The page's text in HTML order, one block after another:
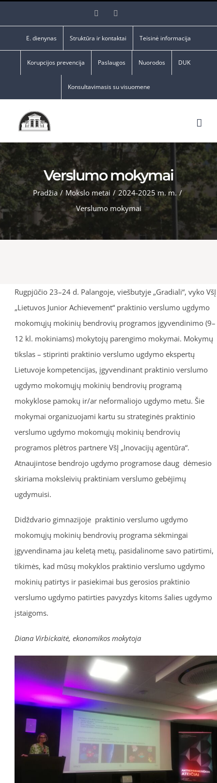
Facebook
E. dienynas Struktūra ir kontaktai Teisinė informacija
Korupcijos prevencija Paslaugos Nuorodos DUK
Konsultavimasis su visuomene
Verslumo mokymai
Pradžia / Mokslo metai / 2024-2025 m. m. /
Verslumo mokymai
Rugpjūčio 23–24 d. Palangoje, viešbutyje „Gradiali“, vyko VšĮ
„Lietuvos Junior Achievement“ praktinio verslumo ugdymo
mokomųjų mokinių bendrovių programos įgyvendinimo (9–
12 kl. mokiniams) mokytojų parengimo mokymai. Mokymų
tikslas – stiprinti praktinio verslumo ugdymo ekspertų
Lietuvoje kompetencijas, įgyvendinant praktinio verslumo
ugdymo mokomųjų mokinių bendrovių programą
mokyklose pamokų ir/ar neformaliojo ugdymo metu. Šie
mokymai organizuojami kartu su strateginės praktinio
verslumo ugdymo mokomųjų mokinių bendrovių
programos plėtros partnere VšĮ „Inovacijų agentūra“.
Atnaujintose bendrojo ugdymo programose daug dėmesio
skiriama moksleivių praktiniam verslumo gebėjimų
ugdymuisi.
Didždvario gimnazijoje praktinio verslumo ugdymo
mokomųjų mokinių bendrovių programa sėkmingai
įgyvendinama jau keletą metų, pasidalinome savo patirtimi,
tikimės, kad mūsų mokyklos praktinio verslumo ugdymo
mokinių patirtys ir pasiekimai bus gerosios praktinio
verslumo ugdymo patirties pavyzdys kitoms šalies ugdymo
įstaigoms.
Diana Virbickaitė, ekonomikos mokytoja